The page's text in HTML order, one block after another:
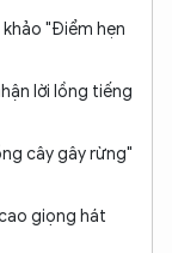
"Điểm hẹn
lời lồng tiếng
cây gây rừng"
giọng hát